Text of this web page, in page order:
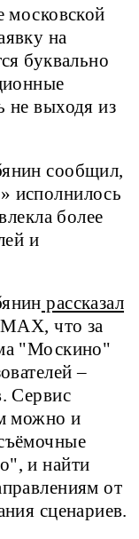
московской
на
буквально
не выходя из
сообщил,
исполнилось
более
и
рассказал
что за
"Москино"
–
Сервис
можно и
и найти
от
сценариев.